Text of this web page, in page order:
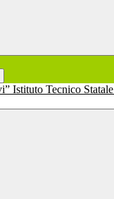
Istituto Tecnico Statale